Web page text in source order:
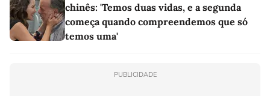
chinês: 'Temos duas vidas, e a segunda
começa quando compreendemos que só
temos uma'
PUBLICIDADE